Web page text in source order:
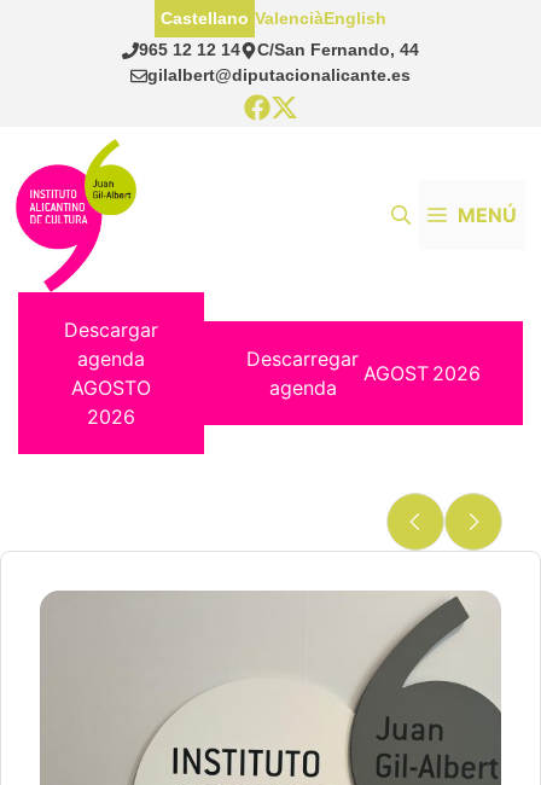
965 12 12 14
C/San Fernando, 44
gilalbert@diputacionalicante.es
Castellano ValenciàEnglish
MENÚ
Descargar
agenda
AGOSTO
2026
Descarregar
agenda
AGOST 2026